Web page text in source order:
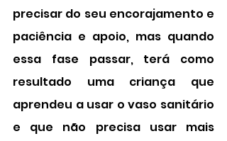
precisar do seu encorajamento e
paciência e apoio, mas quando
essa fase passar, terá como
resultado uma criança que
aprendeu a usar o vaso sanitário
e que não precisa usar mais